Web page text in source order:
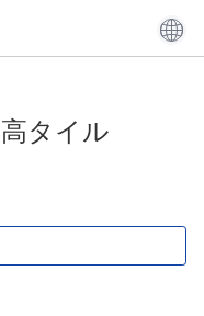
タイル